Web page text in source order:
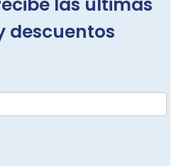
descuentos